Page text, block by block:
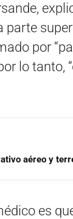
parte
por
lo tanto,
aéreo y
es